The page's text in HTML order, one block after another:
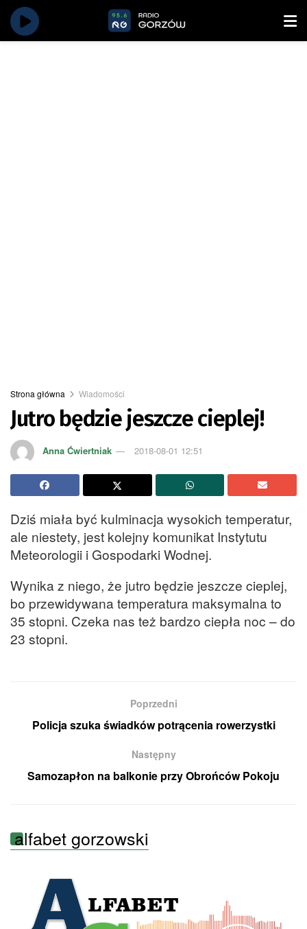
Strona główna Wiadomości
Jutro będzie jeszcze cieplej!
Anna Ćwiertniak 2018-08-01 12:51
Dziś miała być kulminacja wysokich temperatur,
ale niestety, jest kolejny komunikat Instytutu
Meteorologii i Gospodarki Wodnej.
Wynika z niego, że jutro będzie jeszcze cieplej,
bo przewidywana temperatura maksymalna to
35 stopni. Czeka nas też bardzo ciepła noc – do
23 stopni.
Poprzedni
Policja szuka świadków potrącenia rowerzystki
Następny
Samozapłon na balkonie przy Obrońców Pokoju
alfabet gorzowski